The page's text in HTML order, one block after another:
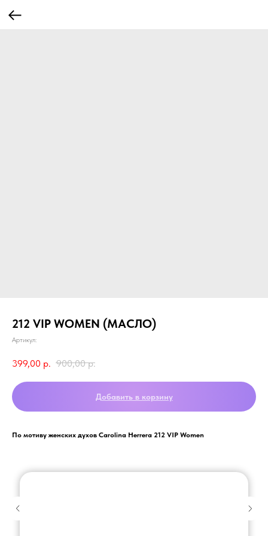
212 VIP WOMEN (МАСЛО)
Артикул:
399,00 р. 900,00 р.
Добавить в корзину
По мотиву женских духов Carolina Herrera 212 VIP Women